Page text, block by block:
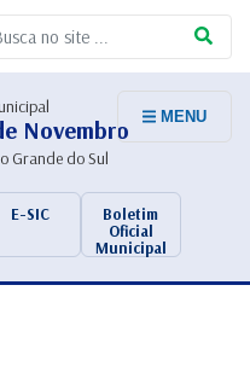
Novembro
Grande do Sul
E-SIC
Boletim
Oficial
Municipal
MENU